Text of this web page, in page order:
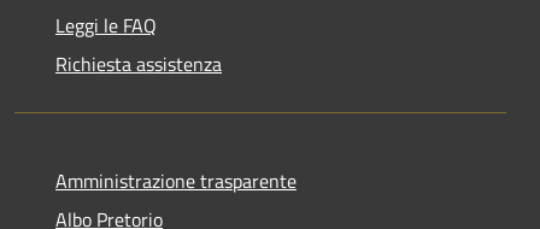
Leggi le FAQ
Richiesta assistenza
Amministrazione trasparente
Albo Pretorio